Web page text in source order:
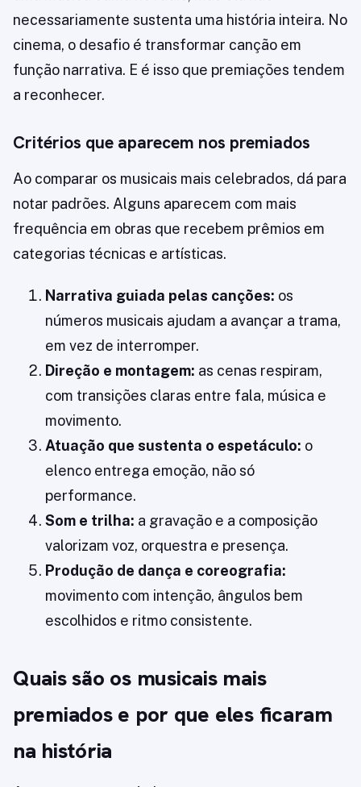
necessariamente sustenta uma história inteira. No
cinema, o desafio é transformar canção em
função narrativa. E é isso que premiações tendem
a reconhecer.
Critérios que aparecem nos premiados
Ao comparar os musicais mais celebrados, dá para
notar padrões. Alguns aparecem com mais
frequência em obras que recebem prêmios em
categorias técnicas e artísticas.
Narrativa guiada pelas canções: os
números musicais ajudam a avançar a trama,
em vez de interromper.
Direção e montagem: as cenas respiram,
com transições claras entre fala, música e
movimento.
Atuação que sustenta o espetáculo: o
elenco entrega emoção, não só
performance.
Som e trilha: a gravação e a composição
valorizam voz, orquestra e presença.
Produção de dança e coreografia:
movimento com intenção, ângulos bem
escolhidos e ritmo consistente.
Quais são os musicais mais
premiados e por que eles ficaram
na história